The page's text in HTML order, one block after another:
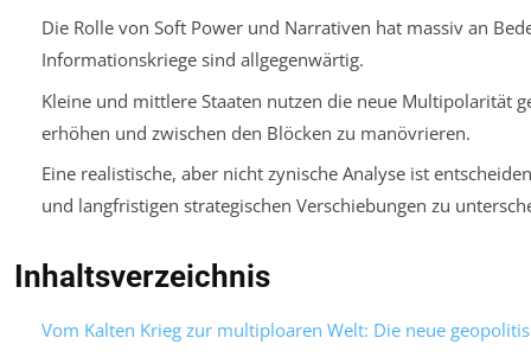
Die Rolle von Soft Power und Narrativen hat massiv an
Informationskriege sind allgegenwärtig.
Kleine und mittlere Staaten nutzen die neue Multipolarität
erhöhen und zwischen den Blöcken zu manövrieren.
Eine realistische, aber nicht zynische Analyse ist
und langfristigen strategischen Verschiebungen zu
Inhaltsverzeichnis
Vom Kalten Krieg zur multiploaren Welt: Die neue